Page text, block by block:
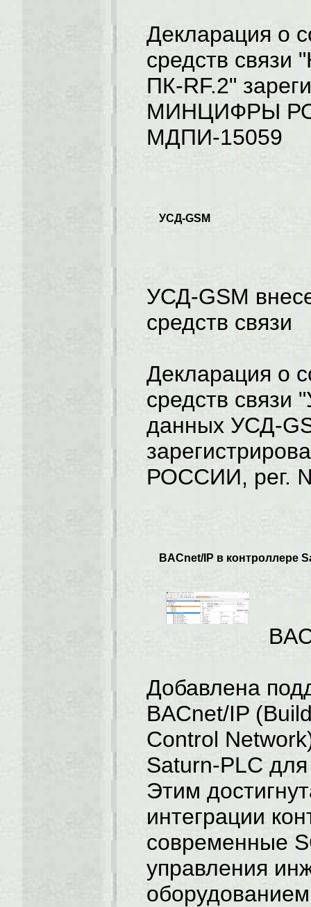
Декларация о
средств связи
ПК-RF.2"
МИНЦИФРЫ
МДПИ-15059
УСД-GSM
УСД-GSM
средств связи
Декларация о
средств связи
данных УСД-
РОССИИ, рег.
BACnet/IP в контроллере
Добавлена
BACnet/IP
Control
Saturn-PLC
Этим
интеграции
современные
управления